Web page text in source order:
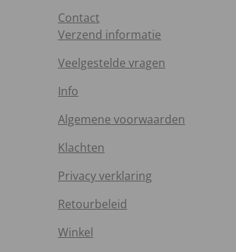
Contact
Verzend informatie
Veelgestelde vragen
Info
Algemene voorwaarden
Klachten
Privacy verklaring
Retourbeleid
Winkel